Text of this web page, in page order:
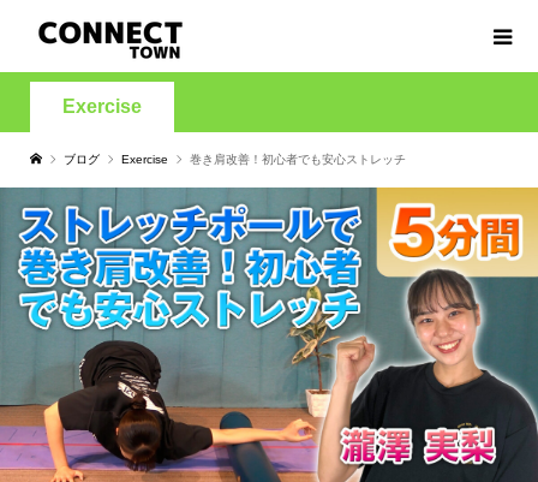
Exercise
ブログ Exercise 巻き肩改善！初心者でも安心ストレッチ